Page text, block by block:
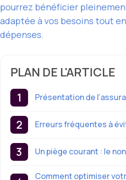
pourrez bénéficier
adaptée à vos besoins tout
dépenses.
PLAN DE L'ARTICLE
Présentation de
Erreurs fréquentes à
Un piège courant : le
Comment optimiser